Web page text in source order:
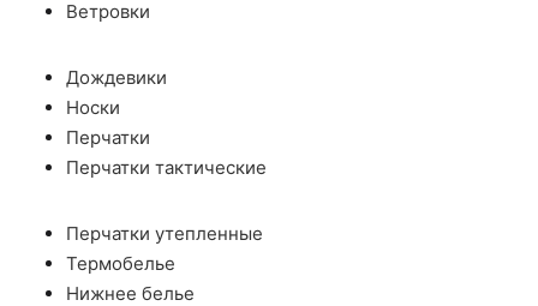
Ветровки
Дождевики
Носки
Перчатки
Перчатки тактические
Перчатки утепленные
Термобелье
Нижнее белье